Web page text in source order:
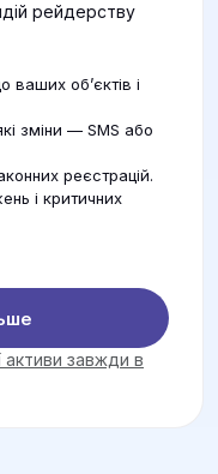
рейдерству
ваших об’єктів і
зміни — SMS або
реєстрацій.
і критичних
активи завжди в